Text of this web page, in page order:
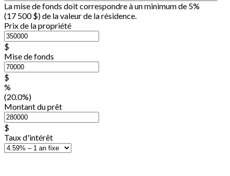
La mise de fonds doit correspondre à un minimum de 5%
(17 500 $) de la valeur de la résidence.
Prix de la propriété
$
Mise de fonds
$
%
(20.0%)
Montant du prêt
$
Taux d'intérêt